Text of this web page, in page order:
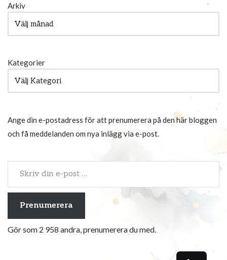
Arkiv
Kategorier
Ange din e-postadress för att prenumerera på den här bloggen
och få meddelanden om nya inlägg via e-post.
Prenumerera
Gör som 2 958 andra, prenumerera du med.